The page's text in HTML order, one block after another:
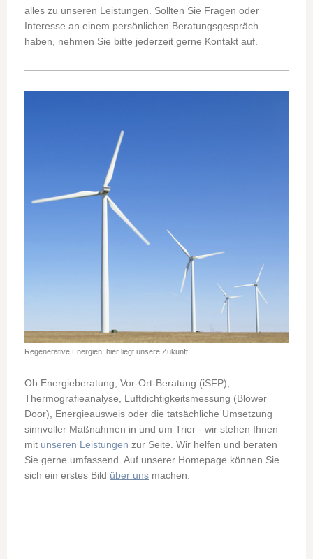
alles zu unseren Leistungen. Sollten Sie Fragen oder
Interesse an einem persönlichen Beratungsgespräch
haben, nehmen Sie bitte jederzeit gerne Kontakt auf.
Regenerative Energien, hier liegt unsere Zukunft
Ob Energieberatung, Vor-Ort-Beratung (iSFP),
Thermografieanalyse, Luftdichtigkeitsmessung (Blower
Door), Energieausweis oder die tatsächliche Umsetzung
sinnvoller Maßnahmen in und um Trier - wir stehen Ihnen
mit unseren Leistungen zur Seite. Wir helfen und beraten
Sie gerne umfassend. Auf unserer Homepage können Sie
sich ein erstes Bild über uns machen.